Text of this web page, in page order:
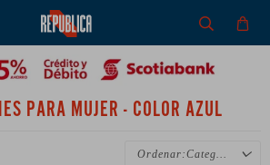
PARA MUJER - COLOR AZUL
Categoría